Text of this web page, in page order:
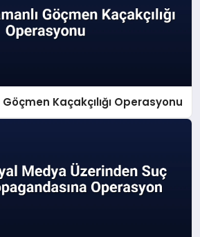
Göçmen Kaçakçılığı Operasyonu